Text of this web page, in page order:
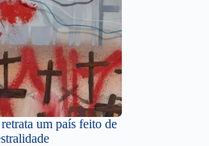
um país feito de